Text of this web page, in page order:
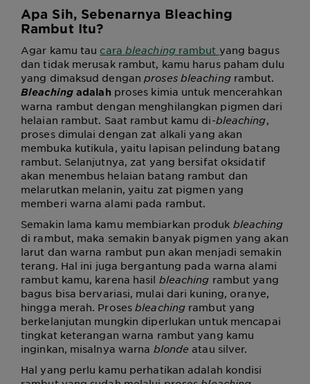
Apa Sih, Sebenarnya Bleaching
Rambut Itu?
Agar kamu tau cara bleachingrambut yang bagus
dan tidak merusak rambut, kamu harus paham dulu
yang dimaksud denganproses bleachingrambut.
Bleachingadalah proses kimia untuk mencerahkan
warna rambut dengan menghilangkan pigmen dari
helaian rambut. Saat rambut kamu di-bleaching,
proses dimulai dengan zat alkali yang akan
membuka kutikula, yaitu lapisan pelindung batang
rambut. Selanjutnya, zat yang bersifat oksidatif
akan menembus helaian batang rambut dan
melarutkan melanin, yaitu zat pigmen yang
memberi warna alami pada rambut.
Semakin lama kamu membiarkan produk bleaching
di rambut, maka semakin banyak pigmen yang akan
larut dan warna rambut pun akan menjadi semakin
terang. Hal ini juga bergantung pada warna alami
rambut kamu, karena hasil bleaching rambut yang
bagus bisa bervariasi, mulai dari kuning, oranye,
hingga merah. Prosesbleaching rambut yang
berkelanjutan mungkin diperlukan untuk mencapai
tingkat keterangan warna rambut yang kamu
inginkan, misalnya warna blonde atau silver.
Hal yang perlu kamu perhatikan adalah kondisi